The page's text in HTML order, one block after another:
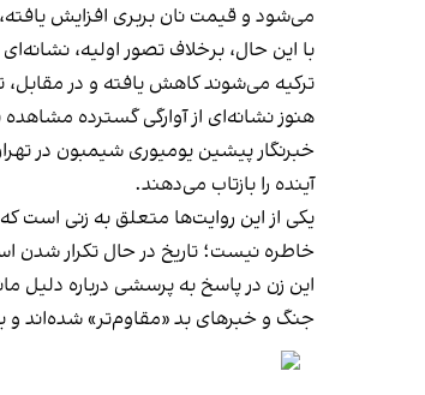
می‌شود و قیمت نان بربری افزایش
با این حال، برخلاف تصور اولیه،
ترکیه می‌شوند کاهش یافته و در مقابل،
هنوز نشانه‌ای از آوارگی گسترده
خبرنگار پیشین یومیوری شیمبون در
آینده را بازتاب می‌دهند.
یکی از این روایت‌ها متعلق به زنی است
خاطره نیست؛ تاریخ در حال تکرار شدن
این زن در پاسخ به پرسشی درباره دلیل
جنگ و خبرهای بد «مقاوم‌تر» شده‌اند